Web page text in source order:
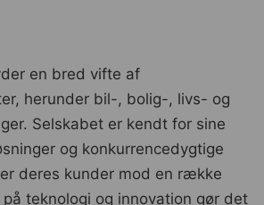
en bred vifte af
herunder bil-, bolig-, livs- og
Selskabet er kendt for sine
og konkurrencedygtige
deres kunder mod en række
teknologi og innovation gør det